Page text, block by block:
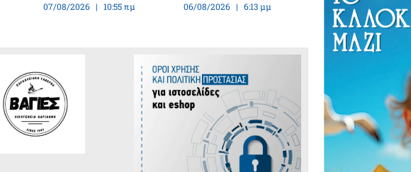
07/08/2026 10:55 πμ 06/08/2026 6:13 μμ